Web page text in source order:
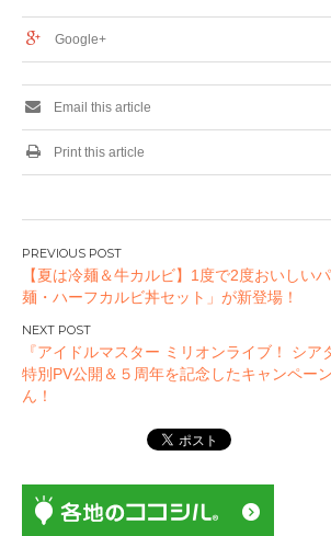
Google+
Email this article
Print this article
投
稿
ナ
ビ
ゲ
ー
ン
【夏は冷麺＆牛カルビ】1度で2度おいしい
麺・ハーフカルビ丼セット」が新登場！
『アイドルマスター ミリオンライブ！ シア
特別PV公開＆５周年を記念したキャンペー
ん！